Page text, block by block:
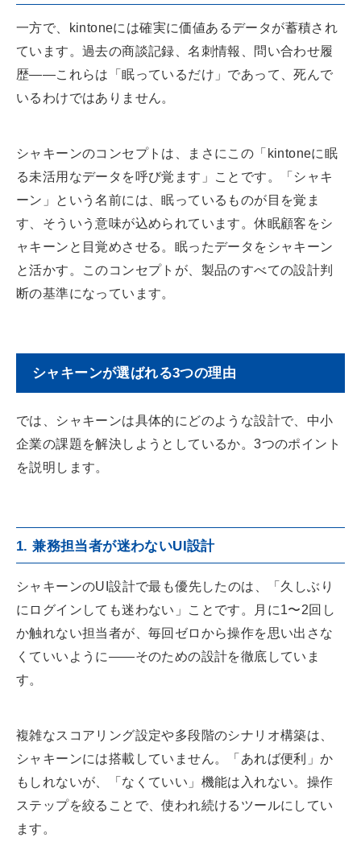
一方で、kintoneには確実に価値あるデータが蓄積され
ています。過去の商談記録、名刺情報、問い合わせ履
歴——これらは「眠っているだけ」であって、死んで
いるわけではありません。
シャキーンのコンセプトは、まさにこの「kintoneに眠
る未活用なデータを呼び覚ます」ことです。「シャキ
ーン」という名前には、眠っているものが目を覚ま
す、そういう意味が込められています。休眠顧客をシ
ャキーンと目覚めさせる。眠ったデータをシャキーン
と活かす。このコンセプトが、製品のすべての設計判
断の基準になっています。
シャキーンが選ばれる3つの理由
では、シャキーンは具体的にどのような設計で、中小
企業の課題を解決しようとしているか。3つのポイント
を説明します。
1. 兼務担当者が迷わないUI設計
シャキーンのUI設計で最も優先したのは、「久しぶり
にログインしても迷わない」ことです。月に1〜2回し
か触れない担当者が、毎回ゼロから操作を思い出さな
くていいように——そのための設計を徹底していま
す。
複雑なスコアリング設定や多段階のシナリオ構築は、
シャキーンには搭載していません。「あれば便利」か
もしれないが、「なくていい」機能は入れない。操作
ステップを絞ることで、使われ続けるツールにしてい
ます。